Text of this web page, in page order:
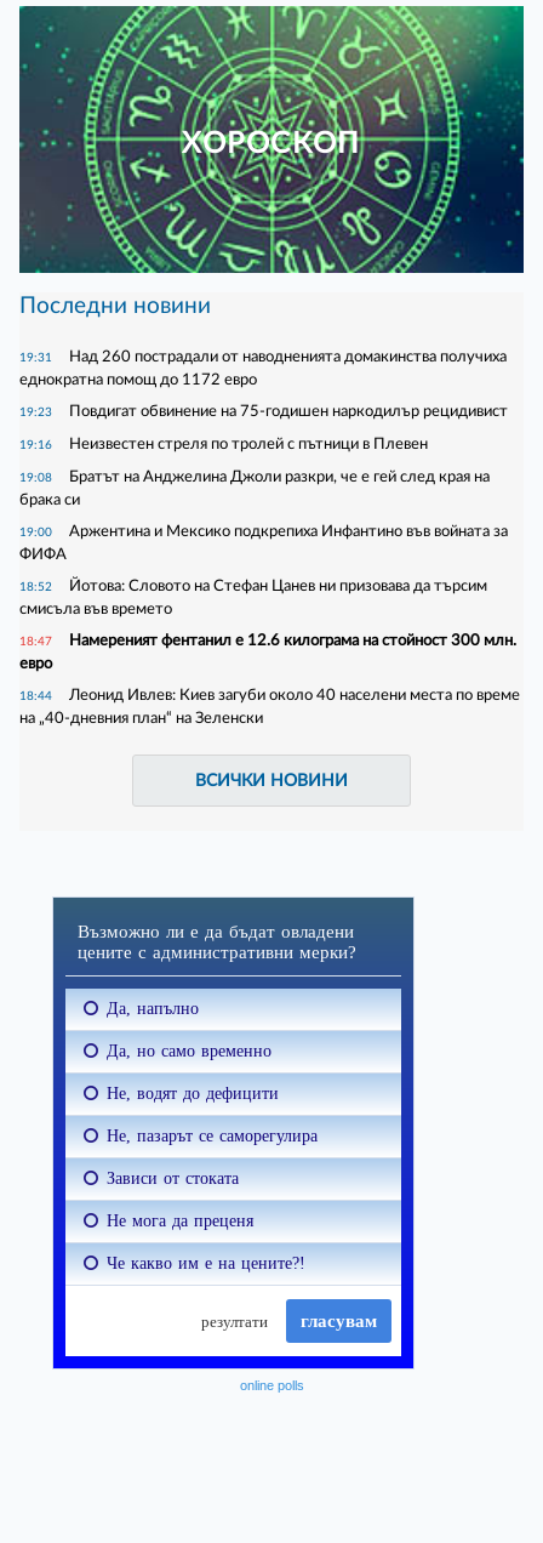
ХОРОСКОП
Последни новини
19:31
Над 260 пострадали от наводненията домакинства получиха
еднократна помощ до 1172 евро
19:23 Повдигат обвинение на 75-годишен наркодилър рецидивист
19:16 Неизвестен стреля по тролей с пътници в Плевен
19:08
Братът на Анджелина Джоли разкри, че е гей след края на
брака си
19:00
Аржентина и Мексико подкрепиха Инфантино във войната за
ФИФА
18:52
Йотова: Словото на Стефан Цанев ни призовава да търсим
смисъла във времето
18:47
Намереният фентанил е 12.6 килограма на стойност 300 млн.
евро
18:44
Леонид Ивлев: Киев загуби около 40 населени места по време
на „40-дневния план“ на Зеленски
ВСИЧКИ НОВИНИ
online polls